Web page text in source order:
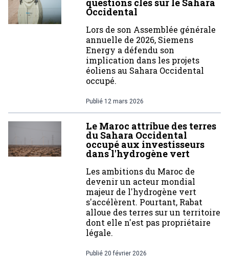
questions clés sur le Sahara
Occidental
Lors de son Assemblée générale
annuelle de 2026, Siemens
Energy a défendu son
implication dans les projets
éoliens au Sahara Occidental
occupé.
Publié 12 mars 2026
Le Maroc attribue des terres
du Sahara Occidental
occupé aux investisseurs
dans l'hydrogène vert
Les ambitions du Maroc de
devenir un acteur mondial
majeur de l'hydrogène vert
s'accélèrent. Pourtant, Rabat
alloue des terres sur un territoire
dont elle n'est pas propriétaire
légale.
Publié 20 février 2026